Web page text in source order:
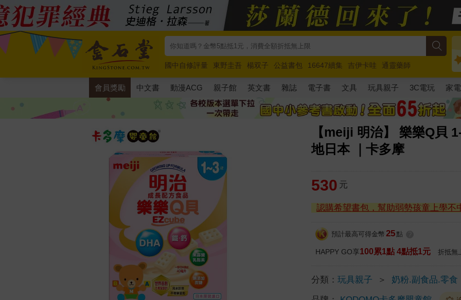
國中自修評量 東野圭吾 楊双子 公益書包 16647續集 吉伊卡哇
通靈藥師
唯紅花綻放
奧德賽 路邊攤新作 馬斯克 玩具總動員5 超慢跑
會員獎勵 中文書 動漫ACG 親子館 英文書 雜誌 電子書 文具 玩具親子 3C電玩 家電
【meiji 明治】 樂樂Q貝
地日本 ｜卡多摩
530 元
認購希望書包，幫助弱勢孩童上學不
預計最高可得金幣 25 點
HAPPY GO享100累1點 4點抵1元 折抵無
分類：玩具親子 ＞ 奶粉.副食品.零食